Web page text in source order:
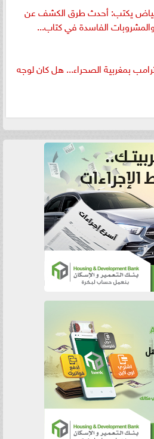
يكتب: أحدث طرق الكشف عن
والمشروبات الفاسدة في كتاب...
بمغربية الصحراء... هل كان لوجه